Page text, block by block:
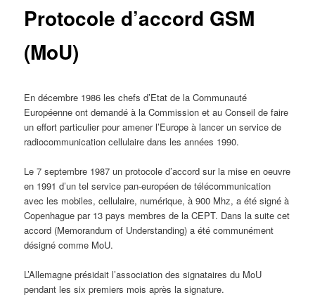
Protocole d’accord GSM
(MoU)
En décembre 1986 les chefs d’Etat de la Communauté
Européenne ont demandé à la Commission et au Conseil de faire
un effort particulier pour amener l’Europe à lancer un service de
radiocommunication cellulaire dans les années 1990.
Le 7 septembre 1987 un protocole d’accord sur la mise en oeuvre
en 1991 d’un tel service pan-européen de télécommunication
avec les mobiles, cellulaire, numérique, à 900 Mhz, a été signé à
Copenhague par 13 pays membres de la CEPT. Dans la suite cet
accord (Memorandum of Understanding) a été communément
désigné comme MoU.
L’Allemagne présidait l’association des signataires du MoU
pendant les six premiers mois après la signature.